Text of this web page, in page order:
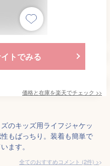
トでみる
価格と在庫を楽天でチェック >>
のキッズ用ライフジャケッ
もばっちり。装着も簡単で
ます。
全てのおすすめコメント (2件) >